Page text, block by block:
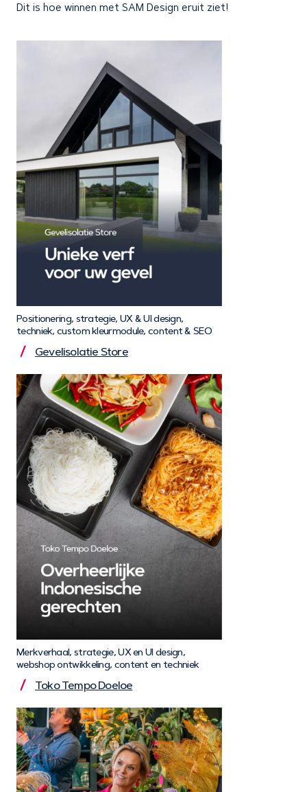
Dit is hoe winnen met SAM Design eruit ziet!
Positionering, strategie, UX & UI design,
techniek, custom kleurmodule, content & SEO
Gevelisolatie Store
Merkverhaal, strategie, UX en UI design,
webshop ontwikkeling, content en techniek
Toko Tempo Doeloe